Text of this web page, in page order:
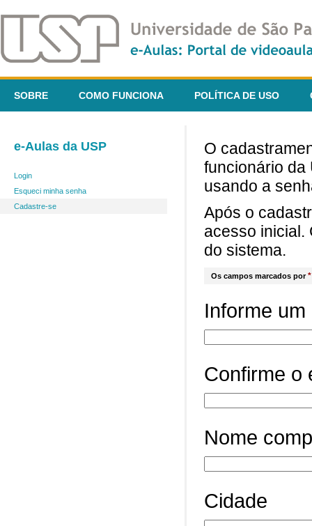
SOBRE COMO FUNCIONA POLÍTICA DE USO
e-Aulas da USP
Login
Esqueci minha senha
Cadastre-se
O
funcionário da
usando a
Após o
acesso inicial.
do sistema.
Os campos marcados por*
Informe
Confirme o
Nome
Cidade